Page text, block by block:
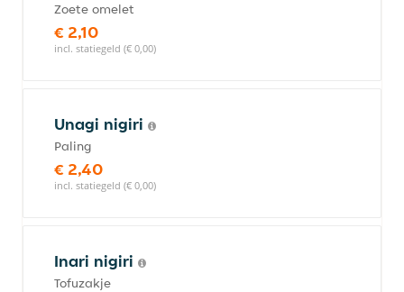
Zoete omelet
€ 2,10
incl. statiegeld (€ 0,00)
Unagi nigiri
Paling
€ 2,40
incl. statiegeld (€ 0,00)
Inari nigiri
Tofuzakje